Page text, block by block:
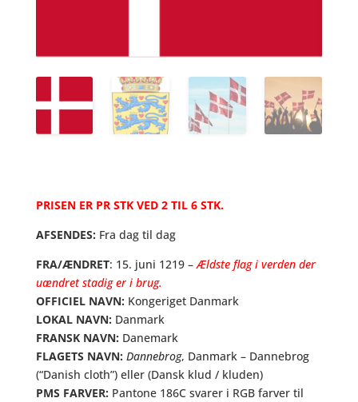
PRISEN ER PR STK VED 2 TIL 6 STK.
AFSENDES: Fra dag til dag
FRA/ÆNDRET: 15. juni 1219 – Ældste flag i verden der
uændret stadig er i brug.
OFFICIEL NAVN: Kongeriget Danmark
LOKAL NAVN: Danmark
FRANSK NAVN: Danemark
FLAGETS NAVN: Dannebrog, Danmark – Dannebrog
(“Danish cloth”) eller (Dansk klud / kluden)
PMS FARVER: Pantone 186C svarer i RGB farver til